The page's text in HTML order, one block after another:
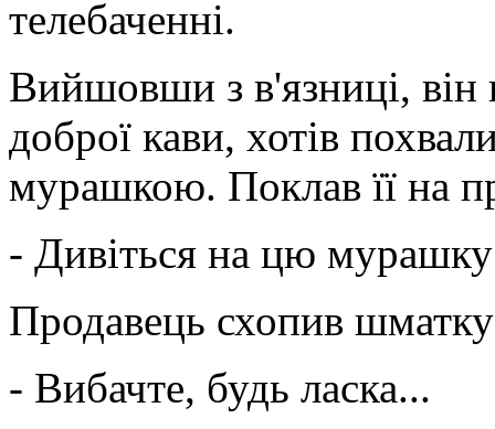
телебаченні.
Вийшовши з в'язниці,
доброї кави, хотів
мурашкою. Поклав її на
- Дивіться на цю
Продавець схопив
- Вибачте, будь ласка...